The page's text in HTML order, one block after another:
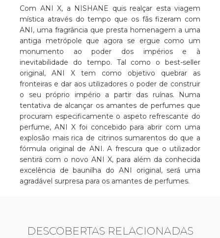
Com ANI X, a NISHANE quis realçar esta viagem
mística através do tempo que os fãs fizeram com
ANI, uma fragrância que presta homenagem a uma
antiga metrópole que agora se ergue como um
monumento ao poder dos impérios e à
inevitabilidade do tempo. Tal como o best-seller
original, ANI X tem como objetivo quebrar as
fronteiras e dar aos utilizadores o poder de construir
o seu próprio império a partir das ruínas. Numa
tentativa de alcançar os amantes de perfumes que
procuram especificamente o aspeto refrescante do
perfume, ANI X foi concebido para abrir com uma
explosão mais rica de citrinos sumarentos do que a
fórmula original de ANI. A frescura que o utilizador
sentirá com o novo ANI X, para além da conhecida
excelência de baunilha do ANI original, será uma
agradável surpresa para os amantes de perfumes.
DESCOBERTAS RELACIONADAS